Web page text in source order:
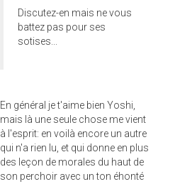
Discutez-en mais ne vous
battez pas pour ses
sotises...
En général je t'aime bien Yoshi,
mais là une seule chose me vient
à l'esprit: en voilà encore un autre
qui n'a rien lu, et qui donne en plus
des leçon de morales du haut de
son perchoir avec un ton éhonté